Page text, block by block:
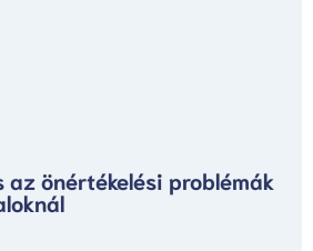
az önértékelési problémák